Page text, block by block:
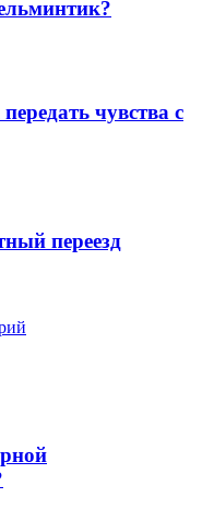
чувства с
переезд